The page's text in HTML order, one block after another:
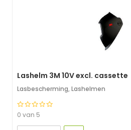
Lashelm 3M 10V excl. cassette
Lasbescherming, Lashelmen
0 van 5